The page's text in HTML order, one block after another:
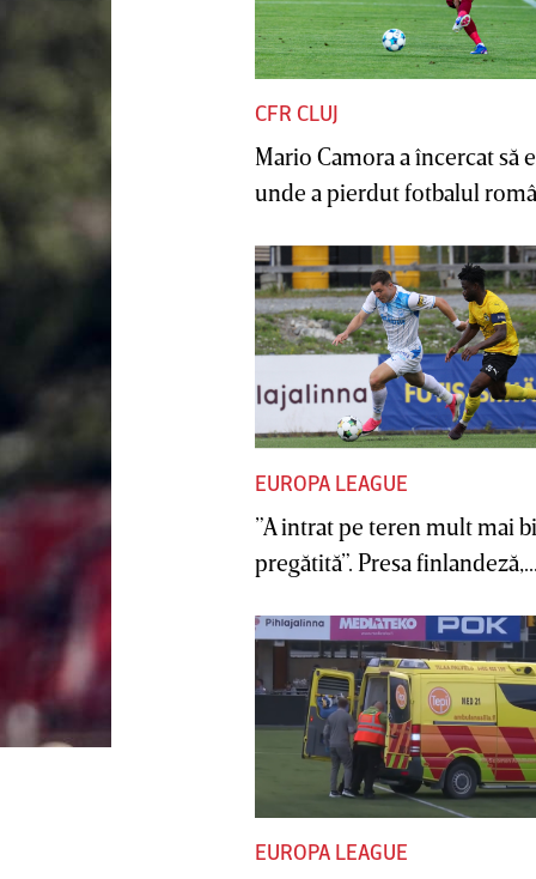
CFR CLUJ
Mario Camora a încercat să
unde a pierdut fotbalul
EUROPA LEAGUE
”A intrat pe teren mult mai
pregătită”. Presa
EUROPA LEAGUE